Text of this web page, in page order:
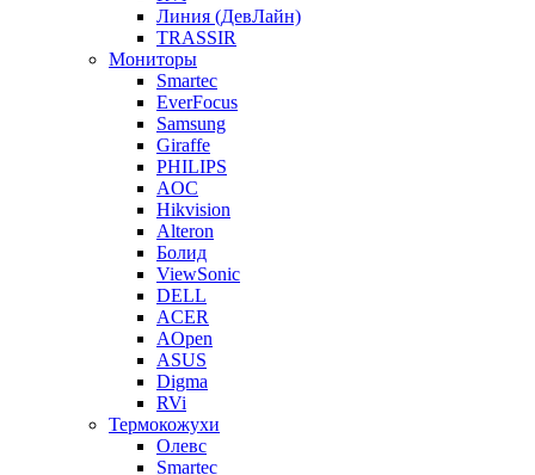
Линия (ДевЛайн)
TRASSIR
Мониторы
Smartec
EverFocus
Samsung
Giraffe
PHILIPS
AOC
Hikvision
Alteron
Болид
ViewSonic
DELL
ACER
AOpen
ASUS
Digma
RVi
Термокожухи
Олевс
Smartec